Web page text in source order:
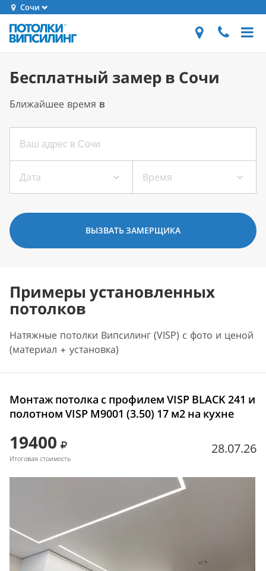
Сочи
Бесплатный замер в Сочи
Ближайшее время в
Дата Время
ВЫЗВАТЬ ЗАМЕРЩИКА
Примеры установленных
потолков
Натяжные потолки Випсилинг (VISP) с фото и ценой
(материал + установка)
Монтаж потолка с профилем VISP BLACK 241 и
полотном VISP M9001 (3.50) 17 м2 на кухне
19400
Итоговая стоимость
28.07.26